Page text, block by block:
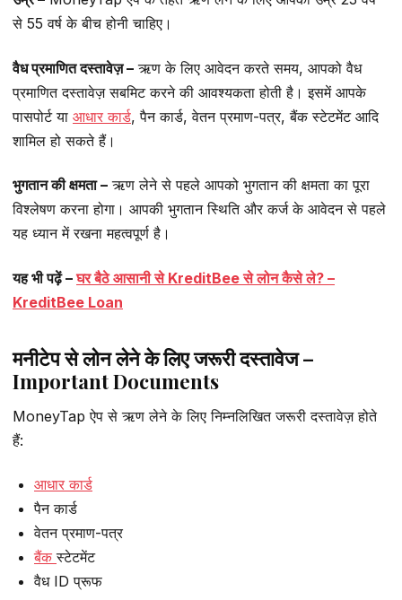
से 55 वर्ष के बीच होनी चाहिए।
वैध प्रमाणित दस्तावेज़ – ऋण के लिए आवेदन करते समय, आपको वैध
प्रमाणित दस्तावेज़ सबमिट करने की आवश्यकता होती है। इसमें आपके
पासपोर्ट या आधार कार्ड, पैन कार्ड, वेतन प्रमाण-पत्र, बैंक स्टेटमेंट आदि
शामिल हो सकते हैं।
भुगतान की क्षमता – ऋण लेने से पहले आपको भुगतान की क्षमता का पूरा
विश्लेषण करना होगा। आपकी भुगतान स्थिति और कर्ज के आवेदन से पहले
यह ध्यान में रखना महत्वपूर्ण है।
यह भी पढ़ें –घर बैठे आसानी से KreditBee से लोन कैसे ले? –
KreditBee Loan
मनीटेप से लोन लेने के लिए जरूरी दस्तावेज –
Important Documents
MoneyTap ऐप से ऋण लेने के लिए निम्नलिखित जरूरी दस्तावेज़ होते
हैं:
आधार कार्ड
पैन कार्ड
वेतन प्रमाण-पत्र
बैंकस्टेटमेंट
वैध ID प्रूफ